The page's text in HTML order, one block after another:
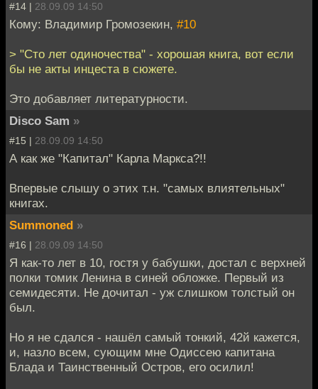
#14 | 28.09.09 14:50
Кому: Владимир Громозекин, #10
> "Сто лет одиночества" - хорошая книга, вот если
бы не акты инцеста в сюжете.
Это добавляет литературности.
Disco Sam »
#15 | 28.09.09 14:50
А как же "Капитал" Карла Маркса?!!
Впервые слышу о этих т.н. "самых влиятельных"
книгах.
Summoned »
#16 | 28.09.09 14:50
Я как-то лет в 10, гостя у бабушки, достал с верхней
полки томик Ленина в синей обложке. Первый из
семидесяти. Не дочитал - уж слишком толстый он
был.
Но я не сдался - нашёл самый тонкий, 42й кажется,
и, назло всем, сующим мне Одиссею капитана
Блада и Таинственный Остров, его осилил!